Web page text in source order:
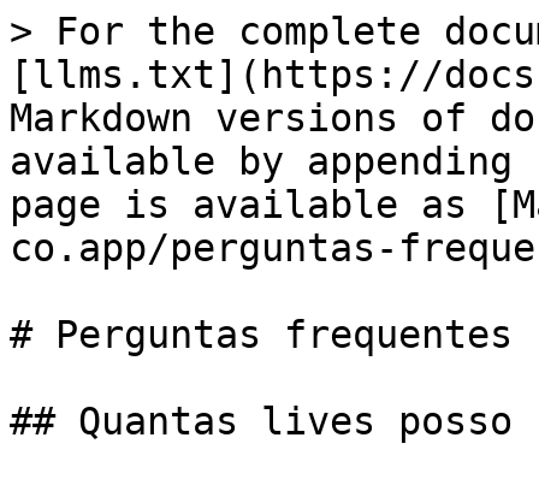
> For the complete
[llms.txt](https://
Markdown versions of
available by
page is available as
co.app/perguntas-
# Perguntas frequentes
## Quantas lives